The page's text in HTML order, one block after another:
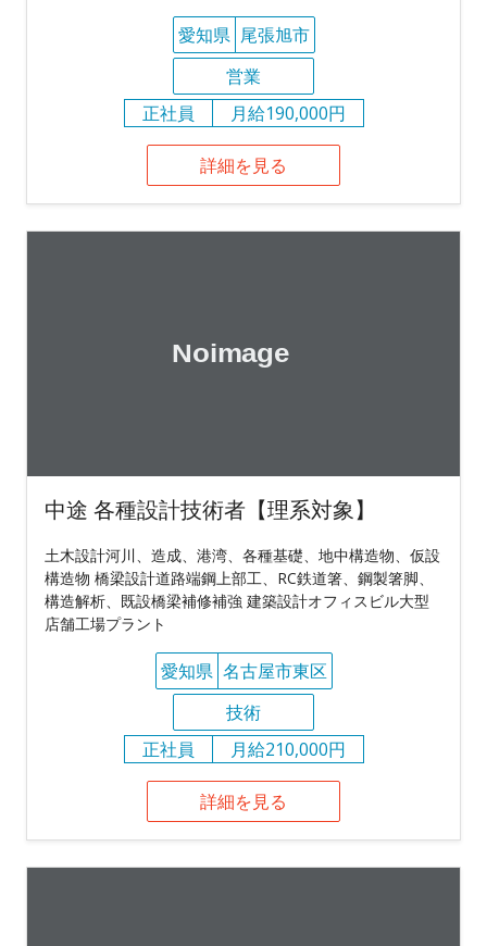
愛知県 尾張旭市
営業
正社員
月給190,000円
詳細を見る
中途 各種設計技術者【理系対象】
土木設計河川、造成、港湾、各種基礎、地中構造物、仮設
構造物 橋梁設計道路端鋼上部工、RC鉄道箸、鋼製箸脚、
構造解析、既設橋梁補修補強 建築設計オフィスビル大型
店舗工場プラント
愛知県 名古屋市東区
技術
正社員
月給210,000円
詳細を見る